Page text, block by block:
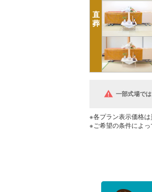
直
葬
一部式場で
※各プラン表示価格は
※ご希望の条件によ